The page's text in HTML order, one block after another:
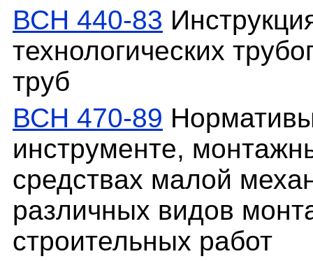
ВСН 440-83
технологических
труб
ВСН 470-89
инструменте,
средствах малой
различных видов
строительных работ